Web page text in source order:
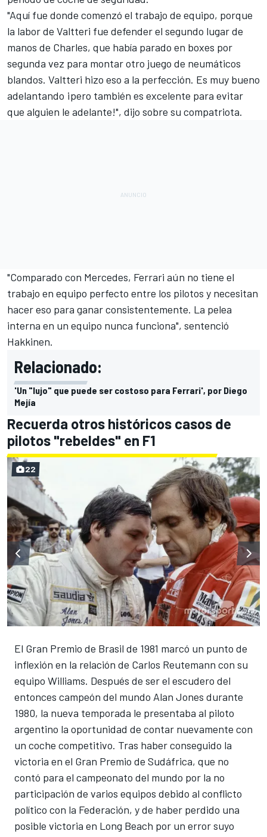
"Aquí fue donde comenzó el trabajo de equipo, porque
la labor de Valtteri fue defender el segundo lugar de
manos de Charles, que había parado en boxes por
segunda vez para montar otro juego de neumáticos
blandos. Valtteri hizo eso a la perfección. Es muy bueno
adelantando ¡pero también es excelente para evitar
que alguien le adelante!", dijo sobre su compatriota.
"Comparado con Mercedes, Ferrari aún no tiene el
trabajo en equipo perfecto entre los pilotos y necesitan
hacer eso para ganar consistentemente. La pelea
interna en un equipo nunca funciona", sentenció
Hakkinen.
Relacionado:
'Un "lujo" que puede ser costoso para Ferrari', por Diego
Mejía
Recuerda otros históricos casos de
pilotos "rebeldes" en F1
El Gran Premio de Brasil de 1981 marcó un punto de
inflexión en la relación de Carlos Reutemann con su
equipo Williams. Después de ser el escudero del
entonces campeón del mundo Alan Jones durante
1980, la nueva temporada le presentaba al piloto
argentino la oportunidad de contar nuevamente con
un coche competitivo. Tras haber conseguido la
victoria en el Gran Premio de Sudáfrica, que no
contó para el campeonato del mundo por la no
participación de varios equipos debido al conflicto
político con la Federación, y de haber perdido una
posible victoria en Long Beach por un error suyo
22